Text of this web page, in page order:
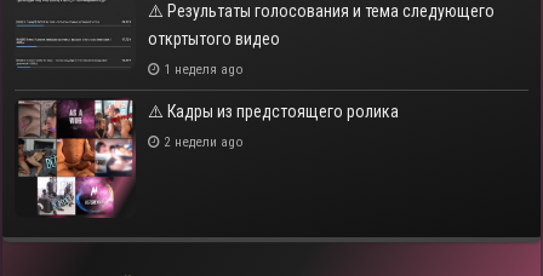
⚠️ Результаты голосования и тема следующего
откртытого видео
1 неделя ago
⚠️ Кадры из предстоящего ролика
2 недели ago